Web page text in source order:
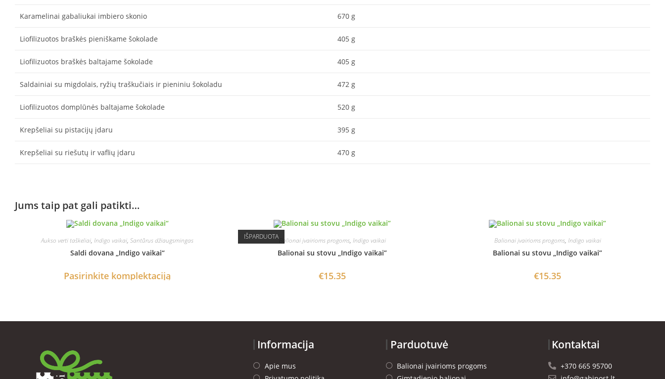
Karamelinai gabaliukai imbiero skonio 670 g
Liofilizuotos braškės pieniškame šokolade 405 g
Liofilizuotos braškės baltajame šokolade 405 g
Saldainiai su migdolais, ryžių traškučiais ir pieniniu šokoladu 472 g
Liofilizuotos domplūnės baltajame šokolade 520 g
Krepšeliai su pistacijų įdaru 395 g
Krepšeliai su riešutų ir vaflių įdaru 470 g
Jums taip pat gali patikti…
Aukso verti taškeliai,Indigo vaikai,Santūrus džiaugsmingas
Saldi dovana „Indigo vaikai“
Pasirinkite komplektaciją
IŠPARDUOTA Balionai įvairioms progoms, Indigo vaikai
Balionai su stovu „Indigo vaikai”
€15.35
Balionai įvairioms progoms, Indigo vaikai
Balionai su stovu „Indigo vaikai”
€15.35
Informacija
Apie mus
Parduotuvė
Balionai įvairioms progoms
Kontaktai
+370 665 95700